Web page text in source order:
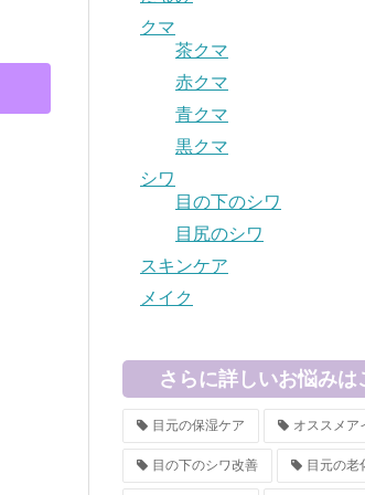
クマ
茶クマ
赤クマ
青クマ
黒クマ
シワ
目の下のシワ
目尻のシワ
スキンケア
メイク
さらに詳しいお悩みは
目元の保湿ケア オススメア
目の下のシワ改善 目元の老